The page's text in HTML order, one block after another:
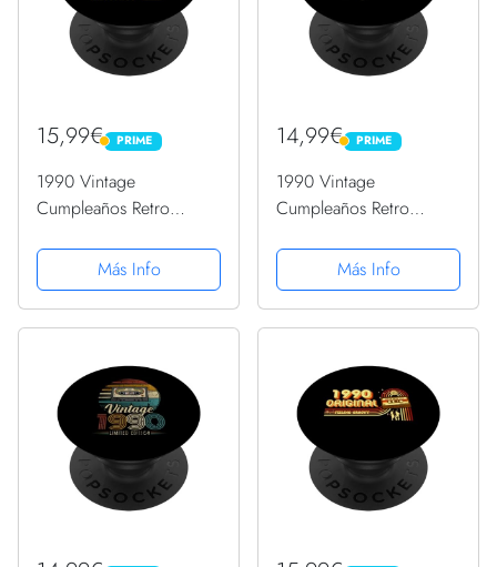
15,99€ PRIME
PRIME
1990 Vintage
Cumpleaños Retro
Hombres Mujer
PopSockets PopGrip
Intercambiable
Más Info
14,99€ PRIME
PRIME
1990 Vintage
Cumpleaños Retro
Hombres Mujer
PopSockets PopGrip
Intercambiable
Más Info